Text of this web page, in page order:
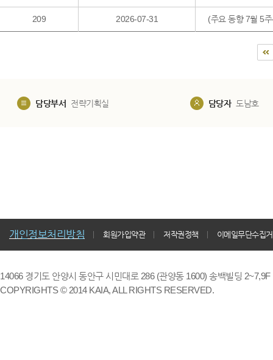
209 2026-07-31 (주요 동향 7월 5
담당부서 전략기획실 담당자 도남호
개인정보처리방침 회원가입약관 저작권정책 이메일무단수집
14066 경기도 안양시 동안구 시민대로 286 (관양동 1600) 송백빌딩
COPYRIGHTS © 2014 KAIA, ALL RIGHTS RESERVED.